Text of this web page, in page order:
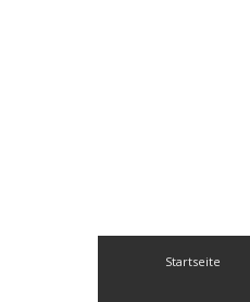
Startseite